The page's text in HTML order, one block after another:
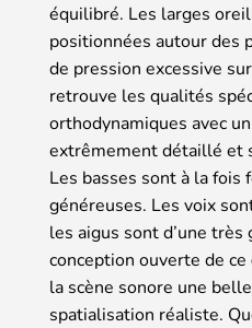
équilibré. Les larges
positionnées autour des
de pression excessive
retrouve les qualités
orthodynamiques avec
extrêmement détaillé et
Les basses sont à la fois
généreuses. Les voix
les aigus sont d’une très
conception ouverte de ce
la scène sonore une
spatialisation réaliste.